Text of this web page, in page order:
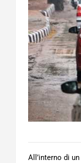
All’interno di un